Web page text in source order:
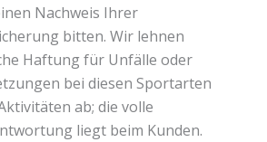
Nachweis Ihrer
bitten. Wir lehnen
Haftung für Unfälle oder
bei diesen Sportarten
ab; die volle
liegt beim Kunden.